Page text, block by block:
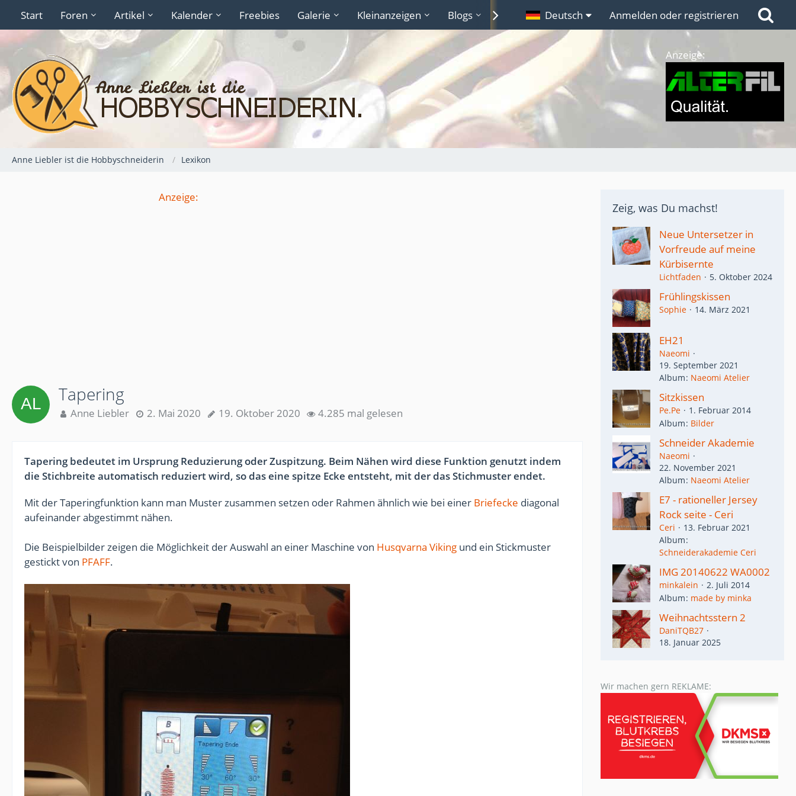
Start Foren Artikel Kalender Freebies Galerie Kleinanzeigen Blogs Lexikon Links
Deutsch Anmelden oder registrieren
Anzeige:
Anne Liebler ist die Hobbyschneiderin Lexikon
Anzeige:
Tapering
Anne Liebler 2. Mai 2020 19. Oktober 2020 4.285 mal gelesen
Tapering bedeutet im Ursprung Reduzierung oder Zuspitzung. Beim Nähen wird diese Funktion genutzt indem
die Stichbreite automatisch reduziert wird, so das eine spitze Ecke entsteht, mit der das Stichmuster endet.
Mit der Taperingfunktion kann man Muster zusammen setzen oder Rahmen ähnlich wie bei einer Briefecke diagonal
aufeinander abgestimmt nähen.
Die Beispielbilder zeigen die Möglichkeit der Auswahl an einer Maschine von Husqvarna Viking und ein Stickmuster
gestickt von PFAFF.
Zeig, was Du machst!
Neue Untersetzer in
Vorfreude auf meine
Kürbisernte
Lichtfaden 5. Oktober 2024
Frühlingskissen
Sophie 14. März 2021
EH21
Naeomi
19. September 2021
Album Naeomi Atelier
Sitzkissen
Pe.Pe
1. Februar 2014
Album Bilder
Schneider Akademie
Naeomi
22. November 2021
Album Naeomi Atelier
E7 - rationeller Jersey
Rock seite - Ceri
Ceri
13. Februar 2021
Album
Schneiderakademie Ceri
IMG 20140622 WA0002
minkalein
2. Juli 2014
Album made by minka
Weihnachtsstern 2
DaniTQB27
18. Januar 2025
Wir machen gern REKLAME: